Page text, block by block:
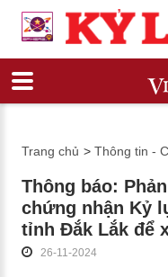
Trang chủ > Thông tin -
Thông báo:
chứng nhận Kỷ
tỉnh Đắk Lắk để
26-11-2024